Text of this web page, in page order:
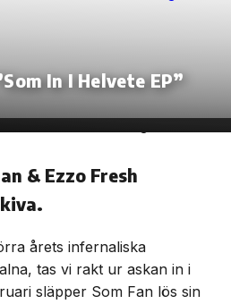
In I Helvete EP”
& Ezzo Fresh
årets infernaliska
tas vi rakt ur askan in i
släpper Som Fan lös sin